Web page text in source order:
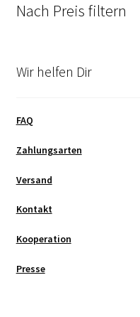
Nach Preis filtern
Wir helfen Dir
FAQ
Zahlungsarten
Versand
Kontakt
Kooperation
Presse